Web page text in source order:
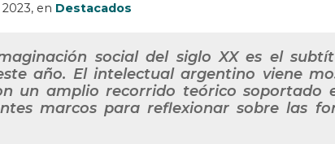
, en Destacados
social del siglo XX es el
año. El intelectual argentino viene
un amplio recorrido teórico soportado
marcos para reflexionar sobre las